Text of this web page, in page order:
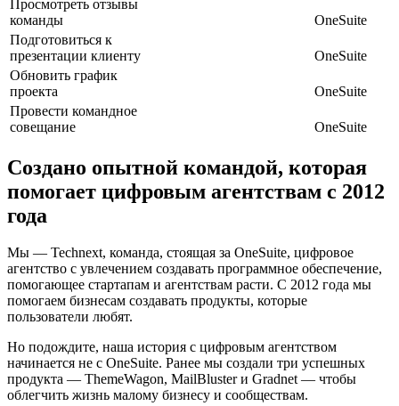
Просмотреть отзывы
команды
OneSuite
Подготовиться к
презентации клиенту
OneSuite
Обновить график
проекта
OneSuite
Провести командное
совещание
OneSuite
Создано опытной командой, которая
помогает цифровым агентствам с 2012
года
Мы — Technext, команда, стоящая за OneSuite, цифровое
агентство с увлечением создавать программное обеспечение,
помогающее стартапам и агентствам расти. С 2012 года мы
помогаем бизнесам создавать продукты, которые
пользователи любят.
Но подождите, наша история с цифровым агентством
начинается не с OneSuite. Ранее мы создали три успешных
продукта — ThemeWagon, MailBluster и Gradnet — чтобы
облегчить жизнь малому бизнесу и сообществам.